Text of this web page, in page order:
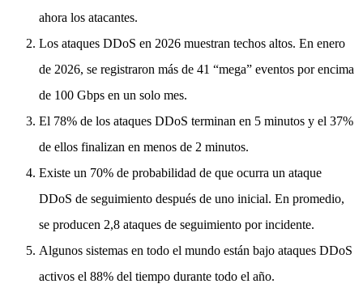
ahora los atacantes.
Los ataques DDoS en 2026 muestran techos altos. En enero
de 2026, se registraron más de 41 “mega” eventos por encima
de 100 Gbps en un solo mes.
El 78% de los ataques DDoS terminan en 5 minutos y el 37%
de ellos finalizan en menos de 2 minutos.
Existe un 70% de probabilidad de que ocurra un ataque
DDoS de seguimiento después de uno inicial. En promedio,
se producen 2,8 ataques de seguimiento por incidente.
Algunos sistemas en todo el mundo están bajo ataques DDoS
activos el 88% del tiempo durante todo el año.